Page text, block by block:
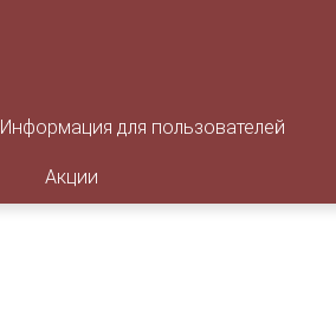
Информация для пользователей
Акции